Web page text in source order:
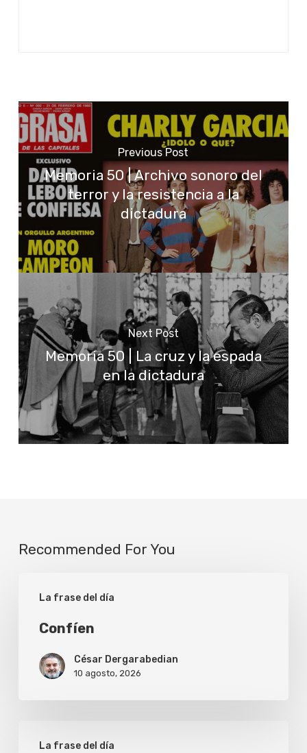
Previous Post
Memoria 50 | Archivo sonoro del
terror y la resistencia a la
dictadura
Next Post
Memoria 50 | La cruz y la espada
en la dictadura
Recommended For You
La frase del día
Confíen
César Dergarabedian
10 agosto, 2026
La frase del día